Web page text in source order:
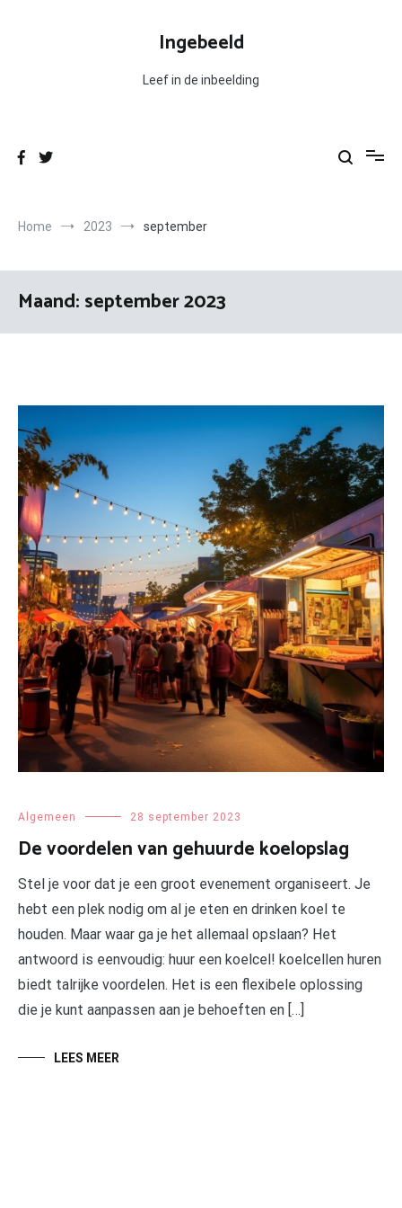
Ingebeeld
Leef in de inbeelding
Home 2023 september
Maand:september 2023
Algemeen 28 september 2023
De voordelen van gehuurde koelopslag
Stel je voor dat je een groot evenement organiseert. Je
hebt een plek nodig om al je eten en drinken koel te
houden. Maar waar ga je het allemaal opslaan? Het
antwoord is eenvoudig: huur een koelcel! koelcellen huren
biedt talrijke voordelen. Het is een flexibele oplossing
die je kunt aanpassen aan je behoeften en […]
LEES MEER